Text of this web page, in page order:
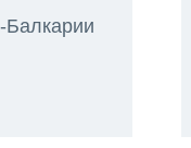
Балкарии